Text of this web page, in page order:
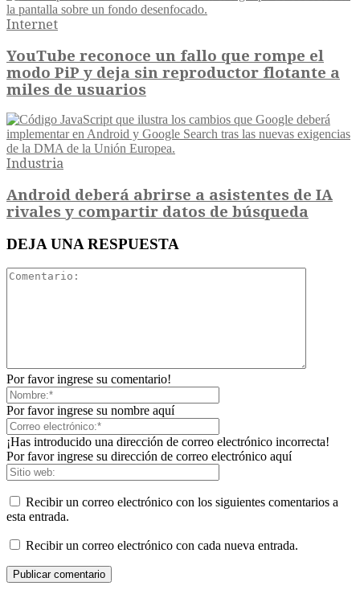
Internet
YouTube reconoce un fallo que rompe el
modo PiP y deja sin reproductor flotante a
miles de usuarios
Industria
Android deberá abrirse a asistentes de IA
rivales y compartir datos de búsqueda
DEJA UNA RESPUESTA
Por favor ingrese su comentario!
Por favor ingrese su nombre aquí
¡Has introducido una dirección de correo electrónico incorrecta!
Por favor ingrese su dirección de correo electrónico aquí
Recibir un correo electrónico con los siguientes comentarios a
esta entrada.
Recibir un correo electrónico con cada nueva entrada.